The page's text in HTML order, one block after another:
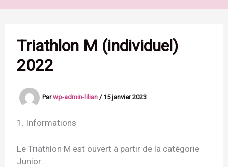
Triathlon M (individuel)
2022
Parwp-admin-lilian/ 15 janvier 2023
1. Informations
Le Triathlon M est ouvert à partir de la catégorie
Junior.